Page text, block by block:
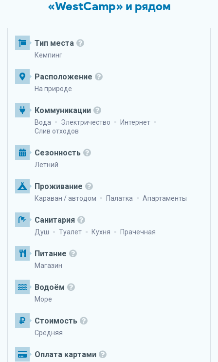
«WestCamp» и рядом
Тип места
Кемпинг
Расположение
На природе
Коммуникации
Вода Электричество
Интернет
Слив отходов
Сезонность
Летний
Проживание
Караван / автодом Палатка Апартаменты
Санитария
Душ Туалет Кухня Прачечная
Питание
Магазин
Водоём
Море
Стоимость
Средняя
Оплата картами